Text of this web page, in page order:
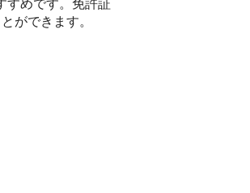
すめです。免許証
ができます。